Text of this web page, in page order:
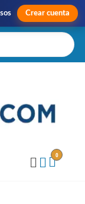
Crear cuenta
0